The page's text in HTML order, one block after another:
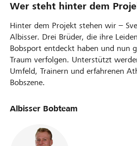
Wer steht hinter dem
Hinter dem Projekt stehen wir –
Albisser. Drei Brüder, die ihre
Bobsport entdeckt haben und nun
Traum verfolgen. Unterstützt
Umfeld, Trainern und erfahrenen
Bobszene.
Albisser Bobteam